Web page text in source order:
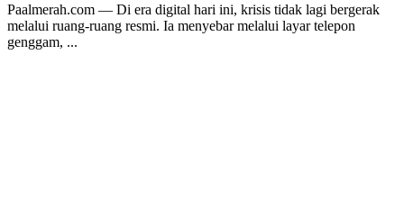
Paalmerah.com — Di era digital hari ini, krisis tidak lagi bergerak
melalui ruang-ruang resmi. Ia menyebar melalui layar telepon
genggam, ...